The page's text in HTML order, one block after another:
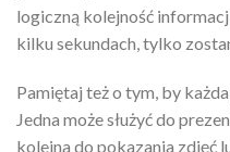
logiczną kolejność
kilku sekundach, tylko
Pamiętaj też o tym, by
Jedna może służyć do
kolejna do pokazania zdjęć